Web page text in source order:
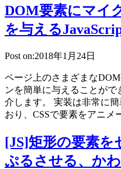
DOM要素にマイ
を与える
Post on:2018年1月24日
ページ上のさまざまな
ンを簡単に与えることがで
介します。 実装は非常に
おり、CSSで要素をアニメ
[JS]矩形の要素を
ぷるさせる、か